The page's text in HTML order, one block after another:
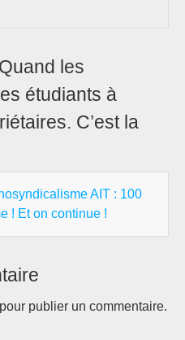
les
étudiants à
C’est la
AIT : 100
! Et on continue !
pour publier un commentaire.